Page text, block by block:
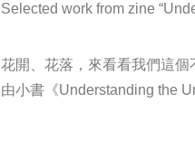
Selected work from zine
花開、花落，來看看我們這個
由小書《Understanding the